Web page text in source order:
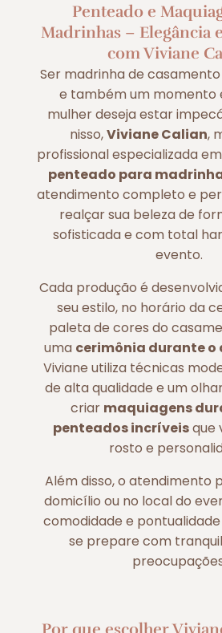
Penteado e
Madrinhas – Elegância
com Viviane
Ser madrinha de
e também um momento
mulher deseja estar
nisso,Viviane Calian,
profissional especializada em
penteado para
atendimento completo e
realçar sua beleza de
sofisticada e com total
evento.
Cada produção é
seu estilo, no horário da
paleta de cores do
uma cerimônia durante o
Viviane utiliza técnicas
de alta qualidade e um
criar maquiagens
penteados incríveisque
rosto e
Além disso, o atendimento
domicílio ou no local do
comodidade e
se prepare com